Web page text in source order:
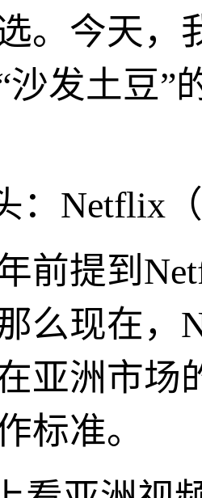
。今天，
沙发土豆”
：Netflix
前提到
么现在，
亚洲市场
标准。